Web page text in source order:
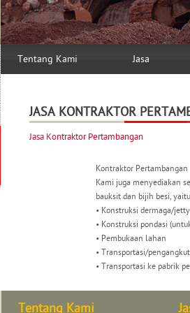
Tentang Kami Jasa
JASA KONTRAKTOR
Jasa Kontraktor Pertambangan
Kontraktor Pertambangan
Kami juga menyediakan
bauksit dan bijih besi,
• Konstruksi dermaga/jetty
• Konstruksi pondasi
• Pembukaan lahan
• Transportasi/
• Transportasi ke pabrik
Tentang Kami